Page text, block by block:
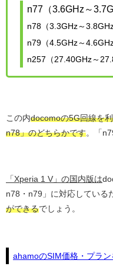
n77（3.6GHz～
n78（3.3GHz～3.8GHz
n79（4.5GHz～4.6GHz
n257（27.40GHz～
この内docomoの5G回線を
n78」のどちらかです。「
「Xperia 1 V」の国内版は
n78・n79」に対応している
ができるでしょう。
ahamoのSIM価格・プラ